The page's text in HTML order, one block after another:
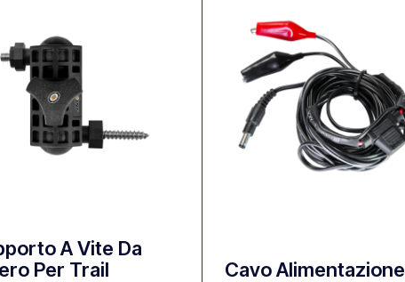
A Vite Da
Per Trail
Cavo Alimentazione